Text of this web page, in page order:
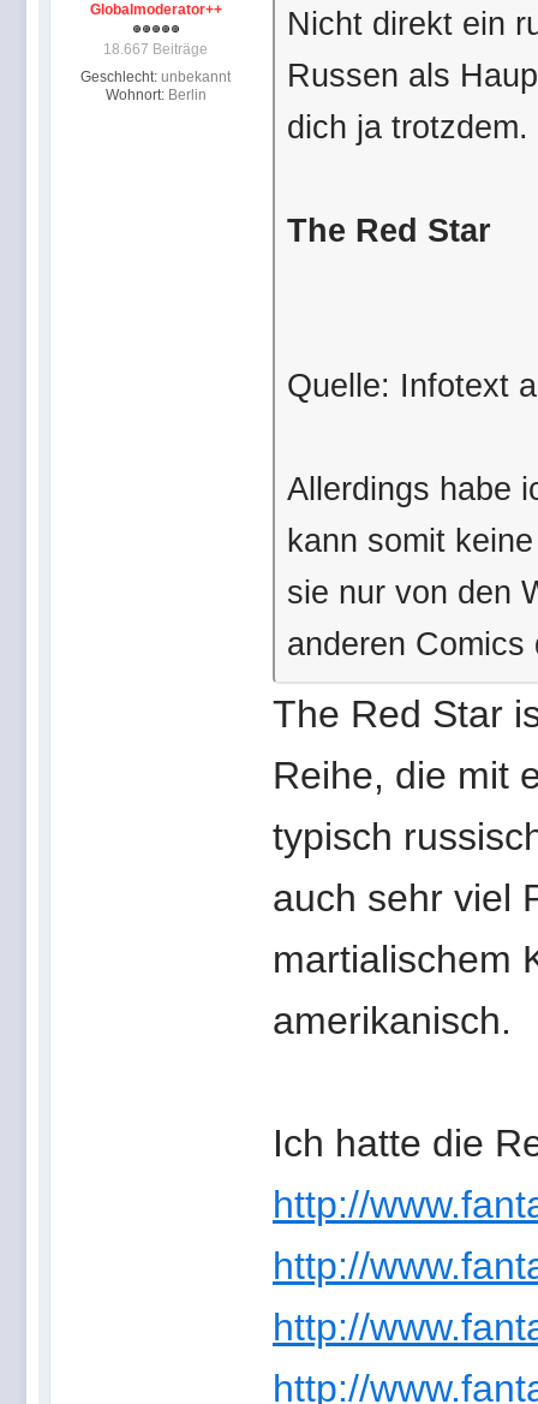
Globalmoderator++
18.667 Beiträge
Geschlecht: unbekannt
Wohnort: Berlin
Nicht direkt ein
Russen als
dich ja trotzdem.
The Red Star
Quelle: Infotext
Allerdings habe
kann somit
sie nur von den
anderen Comics
The Red Star
Reihe, die mit
typisch
auch sehr viel
martialischem
amerikanisch.
Ich hatte die
http://
http://
http://
http://